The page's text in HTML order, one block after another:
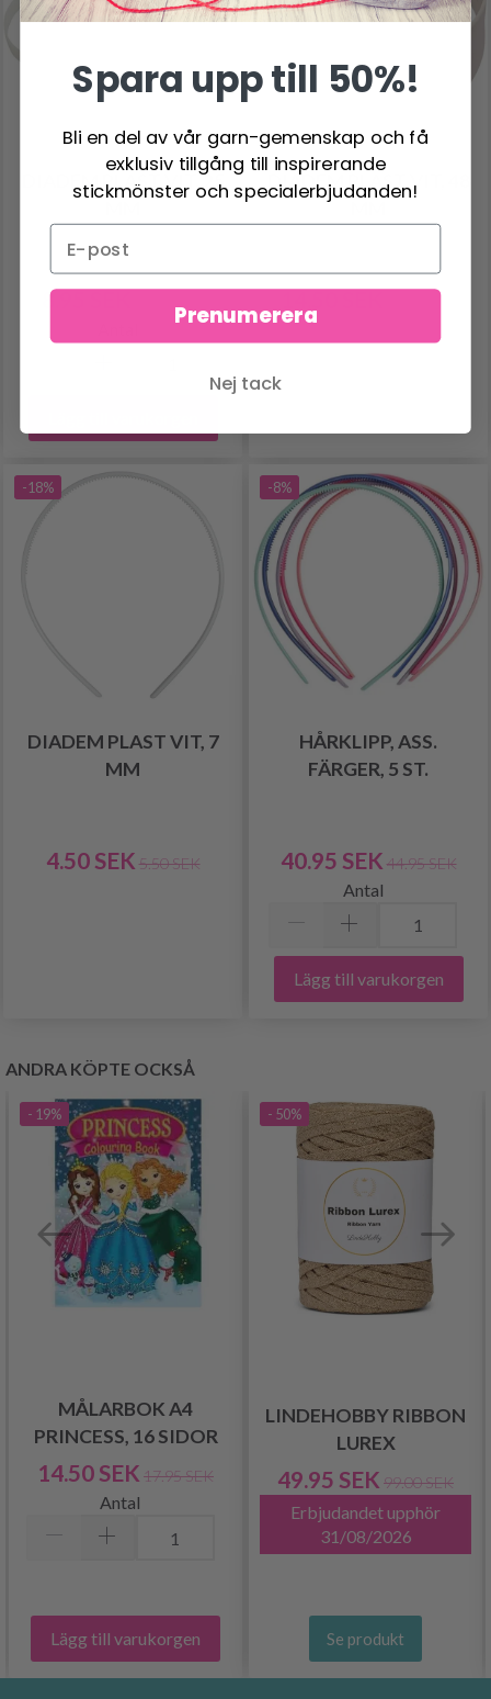
DIADEM PLAST VIT, 25
8.95 SEK
DIADEM PLAST VIT, 48
14.50 SEK
-18%
DIADEM PLAST VIT, 7
MM
4.50 SEK 5.50 SEK
-8%
HÅRKLIPP, ASS.
FÄRGER, 5 ST.
40.95 SEK 44.95 SEK
Antal
Lägg till varukorgen
ANDRA KÖPTE OCKSÅ
- 19%
MÅLARBOK A4
PRINCESS, 16 SIDOR
14.50 SEK 17.95 SEK
Antal
Lägg till varukorgen
- 50%
LINDEHOBBY RIBBON
LUREX
49.95 SEK 99.00 SEK
Erbjudandet upphör
31/08/2026
Se produkt
Spara upp till 50%!
Bli en del av vår garn-gemenskap och få
exklusiv tillgång till inspirerande
stickmönster och specialerbjudanden!
Prenumerera
Nej tack